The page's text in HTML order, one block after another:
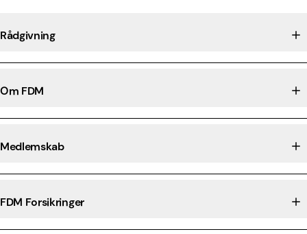
Rådgivning
Om FDM
Medlemskab
FDM Forsikringer